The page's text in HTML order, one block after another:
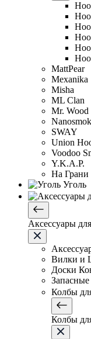
MattPear
Mexanika
Misha
ML Clan
Mr. Wood
SWAY
Union
Voodoo
Y.K.A.P.
На Грани
Уголь
Аксессуары
Вилки и
Доски
Запасные
Колбы
Колбы